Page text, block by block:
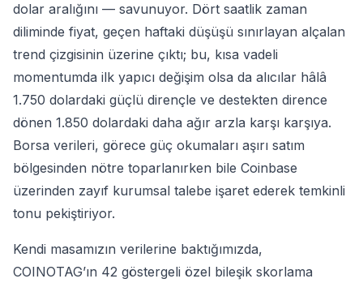
dolar aralığını — savunuyor. Dört saatlik zaman
diliminde fiyat, geçen haftaki düşüşü sınırlayan alçalan
trend çizgisinin üzerine çıktı; bu, kısa vadeli
momentumda ilk yapıcı değişim olsa da alıcılar hâlâ
1.750 dolardaki güçlü dirençle ve destekten dirence
dönen 1.850 dolardaki daha ağır arzla karşı karşıya.
Borsa verileri, görece güç okumaları aşırı satım
bölgesinden nötre toparlanırken bile Coinbase
üzerinden zayıf kurumsal talebe işaret ederek temkinli
tonu pekiştiriyor.
Kendi masamızın verilerine baktığımızda,
COINOTAG’ın 42 göstergeli özel bileşik skorlama